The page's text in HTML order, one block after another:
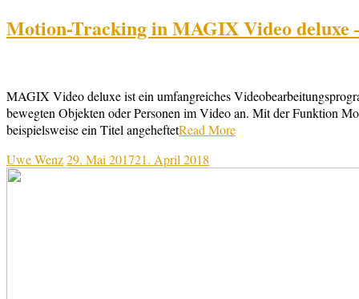
Motion-Tracking in MAGIX Video deluxe
MAGIX Video deluxe ist ein umfangreiches
bewegten Objekten oder Personen im Video an. Mit der Funktion
beispielsweise ein Titel angeheftetRead More
Uwe Wenz29. Mai 201721. April 2018